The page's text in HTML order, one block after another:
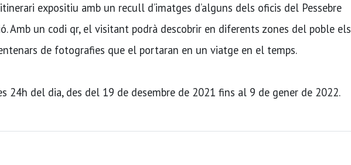
expositiu amb un recull d’imatges d’alguns dels oficis del Pessebre
Amb un codi qr, el visitant podrà descobrir en diferents zones del poble els
de fotografies que el portaran en un viatge en el temps.
24h del dia, des del 19 de desembre de 2021 fins al 9 de gener de 2022.